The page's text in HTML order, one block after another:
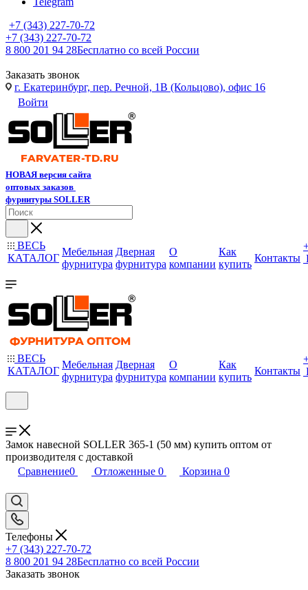
+7 (343) 227-70-72
+7 (343) 227-70-72
8 800 201 94 28Бесплатно со всей России
Заказать звонок
г. Екатеринбург, пер. Речной, 1В (Кольцово), офис 16
Войти
НОВАЯ версия сайта
оптовых заказов
фурнитуры SOLLER
ВЕСЬ
КАТАЛОГ
Мебельная
фурнитура
Дверная
фурнитура
О
компании
Как
купить
Контакты
ВЕСЬ
КАТАЛОГ
Мебельная
фурнитура
Дверная
фурнитура
О
компании
Как
купить
Контакты
Замок навесной SOLLER 365-1 (50 мм) купить оптом от
производителя с доставкой
Сравнение0 Отложенные 0 Корзина 0
Телефоны
+7 (343) 227-70-72
8 800 201 94 28Бесплатно со всей России
Заказать звонок